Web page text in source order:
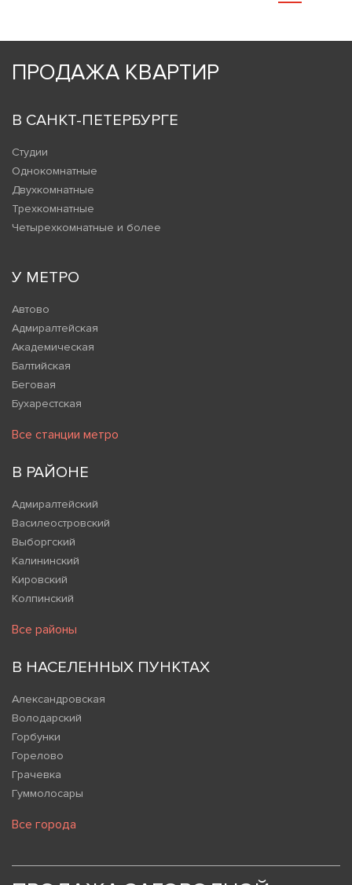
ПРОДАЖА КВАРТИР
В САНКТ-ПЕТЕРБУРГЕ
Студии
Однокомнатные
Двухкомнатные
Трехкомнатные
Четырехкомнатные и более
У МЕТРО
Автово
Адмиралтейская
Академическая
Балтийская
Беговая
Бухарестская
Все станции метро
В РАЙОНЕ
Адмиралтейский
Василеостровский
Выборгский
Калининский
Кировский
Колпинский
Все районы
В НАСЕЛЕННЫХ ПУНКТАХ
Александровская
Володарский
Горбунки
Горелово
Грачевка
Гуммолосары
Все города